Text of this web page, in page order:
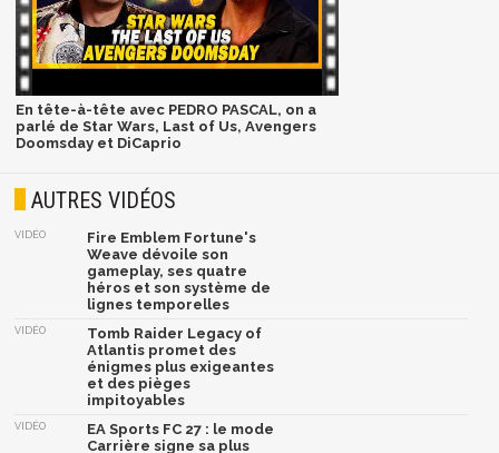
En tête-à-tête avec PEDRO PASCAL, on a
parlé de Star Wars, Last of Us, Avengers
Doomsday et DiCaprio
AUTRES VIDÉOS
VIDÉO
Fire Emblem Fortune's
Weave dévoile son
gameplay, ses quatre
héros et son système de
lignes temporelles
VIDÉO
Tomb Raider Legacy of
Atlantis promet des
énigmes plus exigeantes
et des pièges
impitoyables
VIDÉO
EA Sports FC 27 : le mode
Carrière signe sa plus